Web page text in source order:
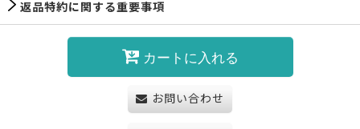
返品特約に関する重要事項
カートに入れる
お問い合わせ